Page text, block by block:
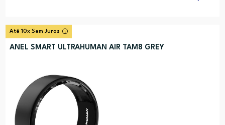
Até 10x Sem Juros
ANEL SMART ULTRAHUMAN AIR TAM8 GREY